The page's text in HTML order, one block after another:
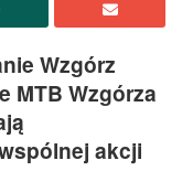
Wzgórz
MTB Wzgórza
akcji